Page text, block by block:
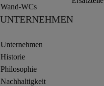
Wand-WCs
UNTERNEHMEN
Unternehmen
Historie
Philosophie
Nachhaltigkeit